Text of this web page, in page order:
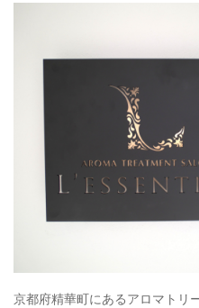
京都府精華町にあるアロマトリ